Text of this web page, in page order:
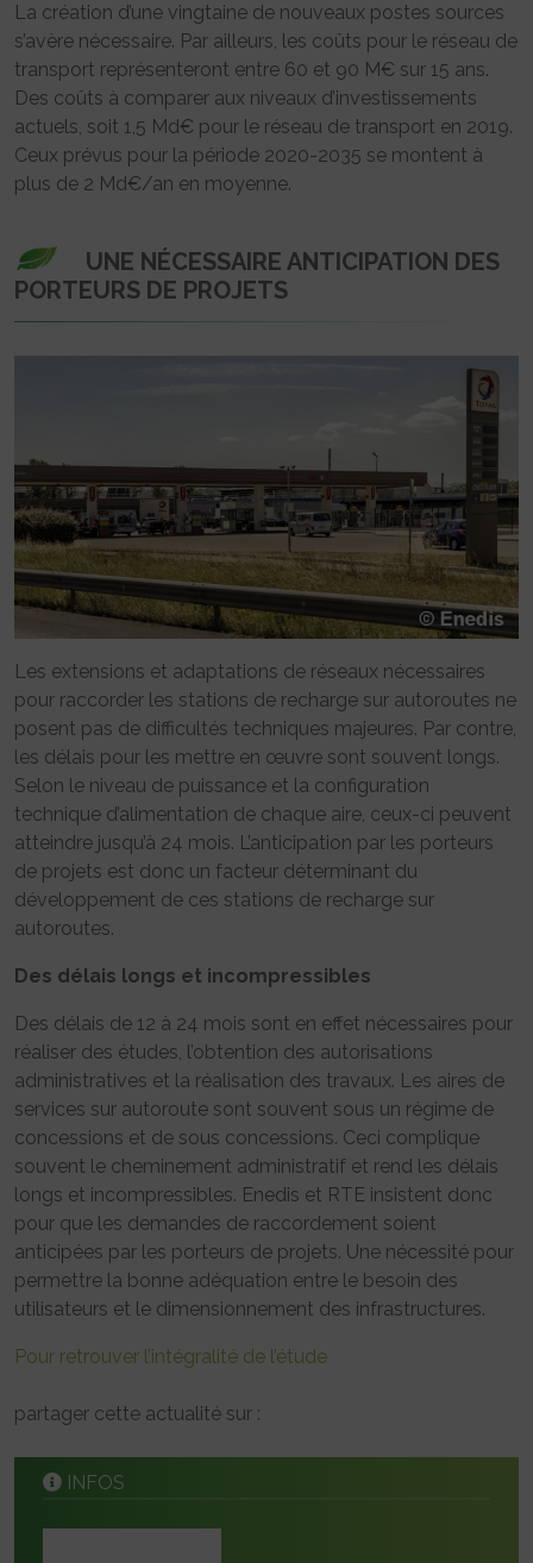
La création d’une vingtaine de nouveaux postes sources
s’avère nécessaire. Par ailleurs, les coûts pour le réseau de
transport représenteront entre 60 et 90 M€ sur 15 ans.
Des coûts à comparer aux niveaux d’investissements
actuels, soit 1,5 Md€ pour le réseau de transport en 2019.
Ceux prévus pour la période 2020-2035 se montent à
plus de 2 Md€/an en moyenne.
UNE NÉCESSAIRE ANTICIPATION DES
PORTEURS DE PROJETS
Les extensions et adaptations de réseaux nécessaires
pour raccorder les stations de recharge sur autoroutes ne
posent pas de difficultés techniques majeures. Par contre,
les délais pour les mettre en œuvre sont souvent longs.
Selon le niveau de puissance et la configuration
technique d’alimentation de chaque aire, ceux-ci peuvent
atteindre jusqu’à 24 mois. L’anticipation par les porteurs
de projets est donc un facteur déterminant du
développement de ces stations de recharge sur
autoroutes.
Des délais longs et incompressibles
Des délais de 12 à 24 mois sont en effet nécessaires pour
réaliser des études, l’obtention des autorisations
administratives et la réalisation des travaux. Les aires de
services sur autoroute sont souvent sous un régime de
concessions et de sous concessions. Ceci complique
souvent le cheminement administratif et rend les délais
longs et incompressibles. Enedis et RTE insistent donc
pour que les demandes de raccordement soient
anticipées par les porteurs de projets. Une nécessité pour
permettre la bonne adéquation entre le besoin des
utilisateurs et le dimensionnement des infrastructures.
Pour retrouver l’intégralité de l’étude
partager cette actualité sur :
INFOS